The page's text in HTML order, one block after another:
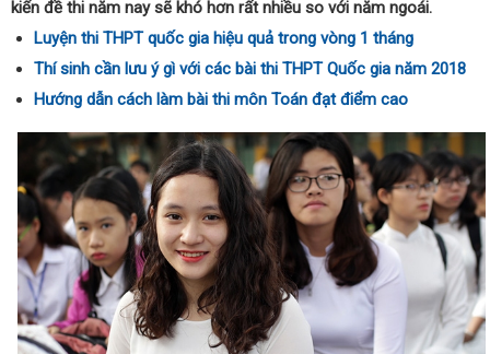
kiến đề thi năm nay sẽ khó hơn rất nhiều so với năm ngoái.
Luyện thi THPT quốc gia hiệu quả trong vòng 1 tháng
Thí sinh cần lưu ý gì với các bài thi THPT Quốc gia năm 2018
Hướng dẫn cách làm bài thi môn Toán đạt điểm cao